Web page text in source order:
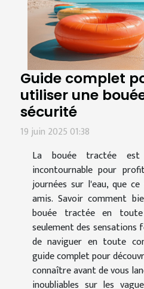
Guide complet
utiliser une
sécurité
19 juin 2025 01:38
La bouée tractée est
incontournable pour
journées sur l'eau, que
amis. Savoir comment
bouée tractée en
seulement des sensations
de naviguer en toute
guide complet pour
connaître avant de vous
inoubliables sur les